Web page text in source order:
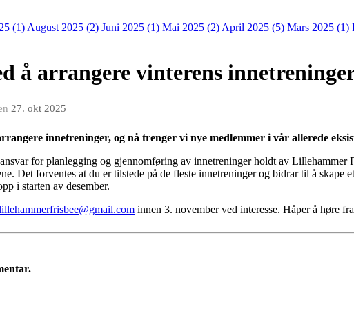
(1) August 2025 (2) Juni 2025 (1) Mai 2025 (2) April 2025 (5) Mars 2025 (1)
å arrangere vinterens
27. okt 2025
innetreninger, og nå trenger vi nye medlemmer i vår allerede
for planlegging og gjennomføring av innetreninger holdt av Lillehammer
Det forventes at du er tilstede på de fleste innetreninger og bidrar til å skape
i starten av desember.
innen 3. november ved interesse. Håper å høre